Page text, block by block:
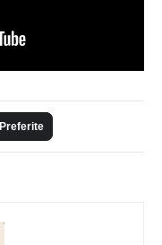
Preferite